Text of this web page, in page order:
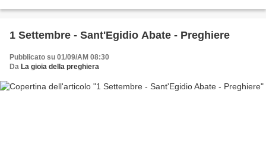
1 Settembre - Sant'Egidio Abate - Preghiere
Pubblicato su 01/09/AM 08:30
Da La gioia della preghiera